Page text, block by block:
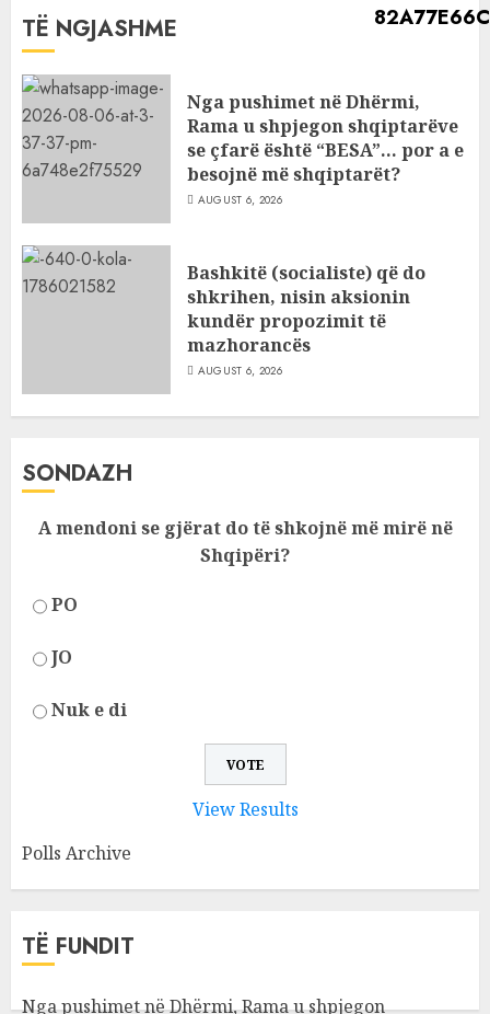
TË NGJASHME
Nga pushimet në Dhërmi,
Rama u shpjegon shqiptarëve
se çfarë është “BESA”… por a e
besojnë më shqiptarët?
AUGUST 6, 2026
Bashkitë (socialiste) që do
shkrihen, nisin aksionin
kundër propozimit të
mazhorancës
AUGUST 6, 2026
SONDAZH
A mendoni se gjërat do të shkojnë më mirë në
Shqipëri?
PO
JO
Nuk e di
View Results
Polls Archive
TË FUNDIT
Nga pushimet në Dhërmi, Rama u shpjegon